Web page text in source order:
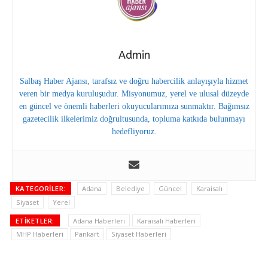
Admin
Salbaş Haber Ajansı, tarafsız ve doğru habercilik anlayışıyla hizmet
veren bir medya kuruluşudur. Misyonumuz, yerel ve ulusal düzeyde
en güncel ve önemli haberleri okuyucularımıza sunmaktır. Bağımsız
gazetecilik ilkelerimiz doğrultusunda, topluma katkıda bulunmayı
hedefliyoruz.
KATEGORILER: Adana Belediye Güncel
Karaisalı
Siyaset
Yerel
ETIKETLER: Adana Haberleri
Karaisalı Haberleri
MHP Haberleri
Pankart Siyaset Haberleri